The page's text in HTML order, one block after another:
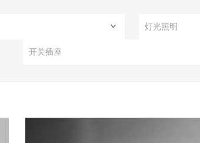
灯光照明
开关插座